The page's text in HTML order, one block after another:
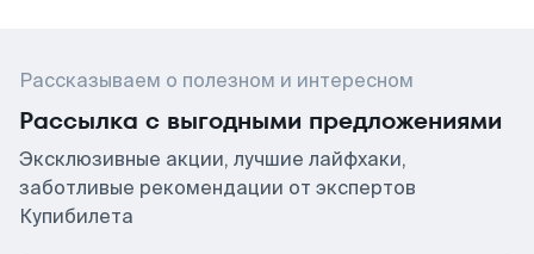
Рассказываем о полезном и интересном
Рассылка с выгодными предложениями
Эксклюзивные акции, лучшие лайфхаки,
заботливые рекомендации от экспертов
Купибилета